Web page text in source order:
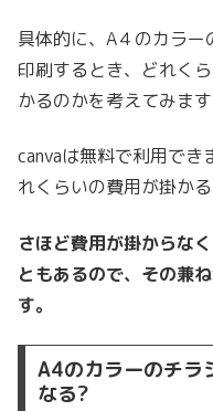
具体的に、A４のカラ
印刷するとき、どれく
かるのかを考えてみます
canvaは無料で利用でき
れくらいの費用が掛か
さほど費用が掛からな
ともあるので、その兼
す。
A4のカラーのチラ
なる?